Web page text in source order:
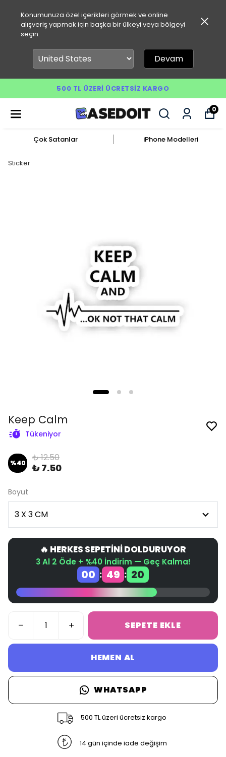
Konumunuza özel içerikleri görmek ve online
alışveriş yapmak için başka bir ülkeyi veya bölgeyi
seçin.
Devam
500 TL ÜZERI ÜCRETSIZ KARGO
0
Çok Satanlar iPhone Modelleri
Sticker
Keep Calm
Tükeniyor
%40 ₺ 12.50
₺ 7.50
Boyut
🔥 HERKES SEPETİNİ DOLDURUYOR
3 Al 2 Öde + %40 İndirim — Geç Kalma!
00 : 49 : 20
SEPETE EKLE
HEMEN AL
WHATSAPP
500 TL üzeri ücretsiz kargo
14 gün içinde iade değişim